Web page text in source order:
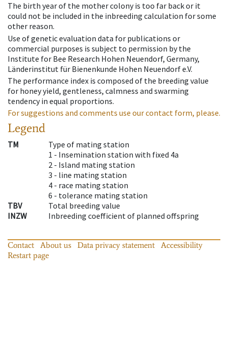
The birth year of the mother colony is too far back or it
could not be included in the inbreeding calculation for some
other reason.
Use of genetic evaluation data for publications or
commercial purposes is subject to permission by the
Institute for Bee Research Hohen Neuendorf, Germany,
Länderinstitut für Bienenkunde Hohen Neuendorf e.V.
The performance index is composed of the breeding value
for honey yield, gentleness, calmness and swarming
tendency in equal proportions.
For suggestions and comments use our contact form, please.
Legend
TM
Type of mating station
1 - Insemination station with fixed 4a
2 - Island mating station
3 - line mating station
4 - race mating station
6 - tolerance mating station
TBV
Total breeding value
INZW
Inbreeding coefficient of planned offspring
Contact About us Data privacy statement
Accessibility
Restart page